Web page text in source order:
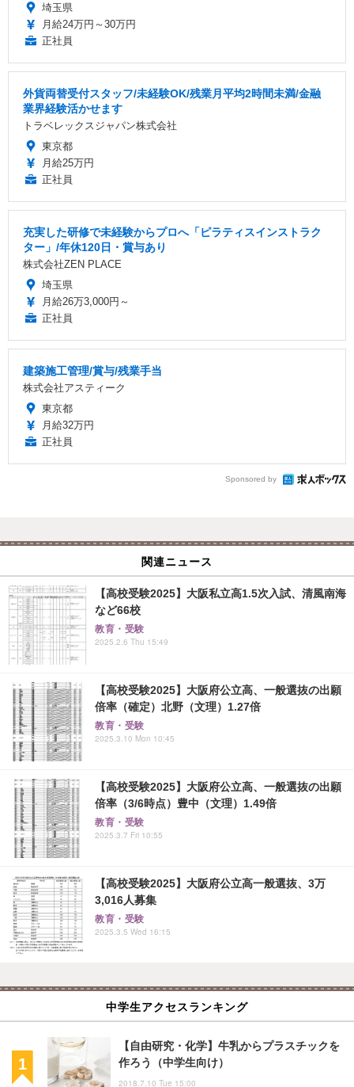
埼玉県
月給24万円～30万円
正社員
外貨両替受付スタッフ/未経験OK/残業月平均2時間未満/金融
業界経験活かせます
トラベレックスジャパン株式会社
東京都
月給25万円
正社員
充実した研修で未経験からプロへ「ピラティスインストラク
ター」/年休120日・賞与あり
株式会社ZEN PLACE
埼玉県
月給26万3,000円～
正社員
建築施工管理/賞与/残業手当
株式会社アスティーク
東京都
月給32万円
正社員
Sponsored by
関連ニュース
【高校受験2025】大阪私立高1.5次入試、清風南海
など66校
教育・受験
2025.2.6 Thu 15:49
【高校受験2025】大阪府公立高、一般選抜の出願
倍率（確定）北野（文理）1.27倍
教育・受験
2025.3.10 Mon 10:45
【高校受験2025】大阪府公立高、一般選抜の出願
倍率（3/6時点）豊中（文理）1.49倍
教育・受験
2025.3.7 Fri 10:55
【高校受験2025】大阪府公立高一般選抜、3万
3,016人募集
教育・受験
2025.3.5 Wed 16:15
中学生アクセスランキング
【自由研究・化学】牛乳からプラスチックを
作ろう（中学生向け）
2018.7.10 Tue 15:00